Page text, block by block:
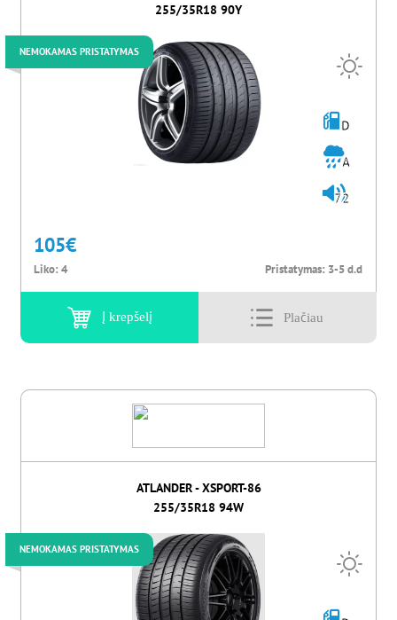
255/35R18 90Y
NEMOKAMAS PRISTATYMAS
D
A
72
105€
Liko:4 Pristatymas: 3-5 d.d
Į krepšelį
ATLANDER - XSPORT-86
255/35R18 94W
NEMOKAMAS PRISTATYMAS